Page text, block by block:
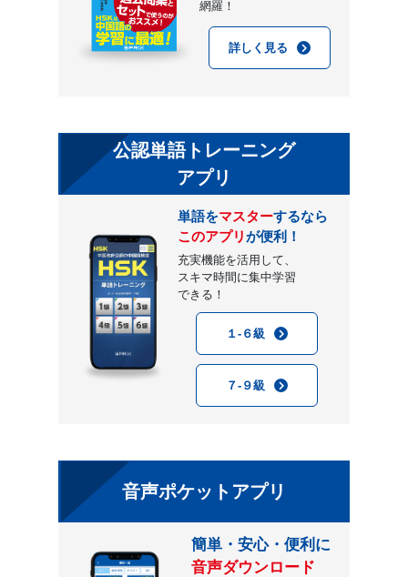
網羅！
詳しく見る
公認単語トレーニング
アプリ
単語をマスターするなら
このアプリが便利！
充実機能を活用して、
スキマ時間に集中学習
できる！
１-６級
７-９級
音声ポケットアプリ
簡単・安心・便利に
音声ダウンロード